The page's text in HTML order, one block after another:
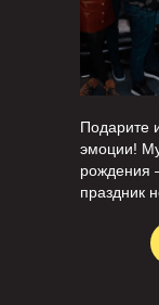
Подарите
эмоции!
рождения
праздник